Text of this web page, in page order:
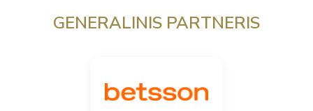
GENERALINIS PARTNERIS